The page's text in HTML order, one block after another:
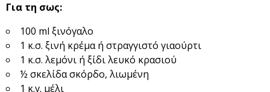
Για τη σως:
100 ml ξινόγαλο
1 κ.σ. ξινή κρέμα ή στραγγιστό γιαούρτι
1 κ.σ. λεμόνι ή ξίδι λευκό κρασιού
½ σκελίδα σκόρδο, λιωμένη
1 κ.γ. μέλι